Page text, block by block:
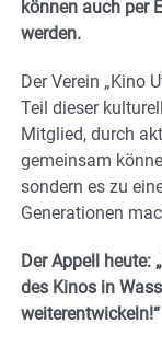
können auch per
werden.
Der Verein „Kino
Teil dieser
Mitglied, durch
gemeinsam
sondern es zu
Generationen
Der Appell heute:
des Kinos in
weiterentwickeln!“